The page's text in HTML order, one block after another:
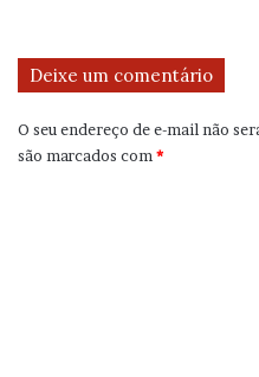
Deixe um comentário
O seu endereço de e-mail não
são marcados com*